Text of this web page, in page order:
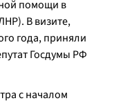
помощи в
В визите,
года, приняли
Госдумы РФ
с началом